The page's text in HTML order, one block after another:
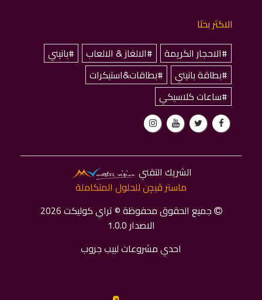
الاكثر بحثا
#الاحجار الكريمة
#الالغاز & الالعاب
#بانيني
#بطاقة بانيني
#بطاقات&استيكرات
#ساعات كلاسيكي
الشريك التقني
ماستر ﭬﻴﭽﻦ للحلول المتكاملة
جميع الحقوق محفوظة © تراي كوليكت 2026
الاصدار 1.0.0
احدي مشروعات لبيب جروب